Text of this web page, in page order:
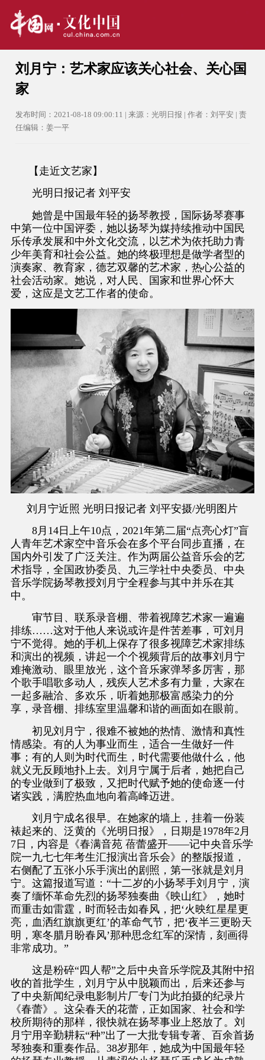
刘月宁：艺术家应该关心社会、关心国
家
发布时间：2021-08-18 09:00:11 | 来源：光明日报 | 作者：刘平安 | 责
任编辑：姜一平
【走近文艺家】
光明日报记者 刘平安
她曾是中国最年轻的扬琴教授，国际扬琴赛事
中第一位中国评委，她以扬琴为媒持续推动中国民
乐传承发展和中外文化交流，以艺术为依托助力青
少年美育和社会公益。她的终极理想是做学者型的
演奏家、教育家，德艺双馨的艺术家，热心公益的
社会活动家。她说，对人民、国家和世界心怀大
爱，这应是文艺工作者的使命。
刘月宁近照 光明日报记者 刘平安摄/光明图片
8月14日上午10点，2021年第二届“点亮心灯”盲
人青年艺术家空中音乐会在多个平台同步直播，在
国内外引发了广泛关注。作为两届公益音乐会的艺
术指导，全国政协委员、九三学社中央委员、中央
音乐学院扬琴教授刘月宁全程参与其中并乐在其
中。
审节目、联系录音棚、带着视障艺术家一遍遍
排练……这对于他人来说或许是件苦差事，可刘月
宁不觉得。她的手机上保存了很多视障艺术家排练
和演出的视频，讲起一个个视频背后的故事刘月宁
难掩激动、眼里放光，这个音乐家弹琴多厉害，那
个歌手唱歌多动人，残疾人艺术多有力量，大家在
一起多融洽、多欢乐，听着她那极富感染力的分
享，录音棚、排练室里温馨和谐的画面如在眼前。
初见刘月宁，很难不被她的热情、激情和真性
情感染。有的人为事业而生，适合一生做好一件
事；有的人则为时代而生，时代需要他做什么，他
就义无反顾地扑上去。刘月宁属于后者，她把自己
的专业做到了极致，又把时代赋予她的使命逐一付
诸实践，满腔热血地向着高峰迈进。
刘月宁成名很早。在她家的墙上，挂着一份装
裱起来的、泛黄的《光明日报》，日期是1978年2月
7日，内容是《春满音苑 蓓蕾盛开——记中央音乐学
院一九七七年考生汇报演出音乐会》的整版报道，
右侧配了五张小乐手演出的剧照，第一张就是刘月
宁。这篇报道写道：“十二岁的小扬琴手刘月宁，演
奏了缅怀革命先烈的扬琴独奏曲《映山红》，她时
而重击如雷霆，时而轻击如春风，把‘火映红星星更
亮，血洒红旗旗更红’的革命气节，把‘夜半三更盼天
明，寒冬腊月盼春风’那种思念红军的深情，刻画得
非常成功。”
这是粉碎“四人帮”之后中央音乐学院及其附中招
收的首批学生，刘月宁从中脱颖而出，后来还参与
了中央新闻纪录电影制片厂专门为此拍摄的纪录片
《春蕾》。这朵春天的花蕾，正如国家、社会和学
校所期待的那样，很快就在扬琴事业上怒放了。刘
月宁用辛勤耕耘“种”出了一大批专辑专著、百余首扬
琴独奏和重奏作品。38岁那年，她成为中国最年轻